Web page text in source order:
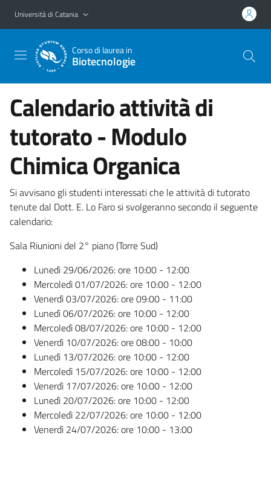
Vai al contenuto principale
Vai al menu di navigazione
Università di Catania
Corso di laurea in
Biotecnologie
Calendario attività di
tutorato - Modulo
Chimica Organica
Si avvisano gli studenti interessati che le attività di tutorato
tenute dal Dott. E. Lo Faro si svolgeranno secondo il seguente
calendario:
Sala Riunioni del 2° piano (Torre Sud)
Lunedì 29/06/2026: ore 10:00 - 12:00
Mercoledì 01/07/2026: ore 10:00 - 12:00
Venerdì 03/07/2026: ore 09:00 - 11:00
Lunedì 06/07/2026: ore 10:00 - 12:00
Mercoledì 08/07/2026: ore 10:00 - 12:00
Venerdì 10/07/2026: ore 08:00 - 10:00
Lunedì 13/07/2026: ore 10:00 - 12:00
Mercoledì 15/07/2026: ore 10:00 - 12:00
Venerdì 17/07/2026: ore 10:00 - 12:00
Lunedì 20/07/2026: ore 10:00 - 12:00
Mercoledì 22/07/2026: ore 10:00 - 12:00
Venerdì 24/07/2026: ore 10:00 - 13:00